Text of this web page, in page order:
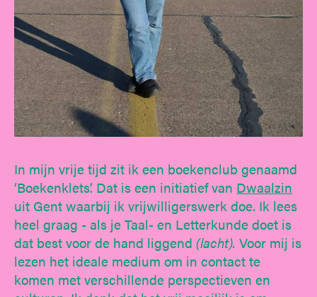
In mijn vrije tijd zit ik een boekenclub genaamd
‘Boekenklets’. Dat is een initiatief van Dwaalzin
uit Gent waarbij ik vrijwilligerswerk doe. Ik lees
heel graag - als je Taal- en Letterkunde doet is
dat best voor de hand liggend (lacht). Voor mij is
lezen het ideale medium om in contact te
komen met verschillende perspectieven en